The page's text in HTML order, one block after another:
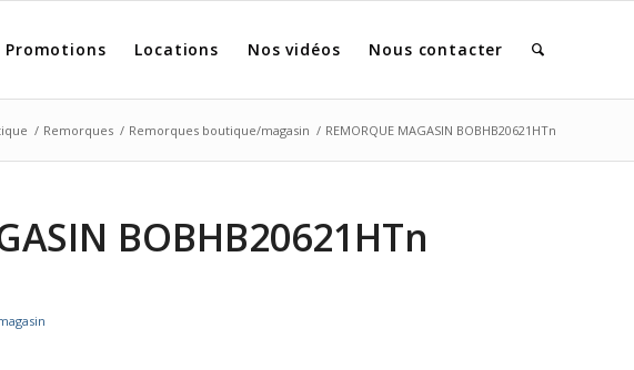
Promotions Locations Nos vidéos Nous contacter
/ Remorques / Remorques boutique/magasin / REMORQUE MAGASIN BOBHB20621HTn
BOBHB20621HTn